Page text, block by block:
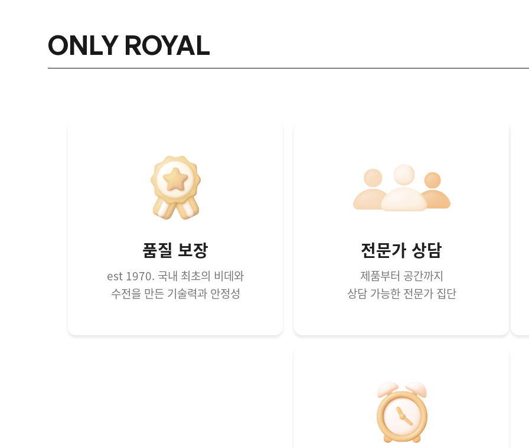
ONLY ROYAL
품질 보장
est 1970. 국내 최초의 비데와
수전을 만든 기술력과 안정성
전문가 상담
제품부터 공간까지
상담 가능한 전문가 집단